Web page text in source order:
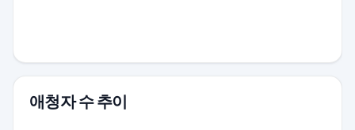
애청자 수 추이